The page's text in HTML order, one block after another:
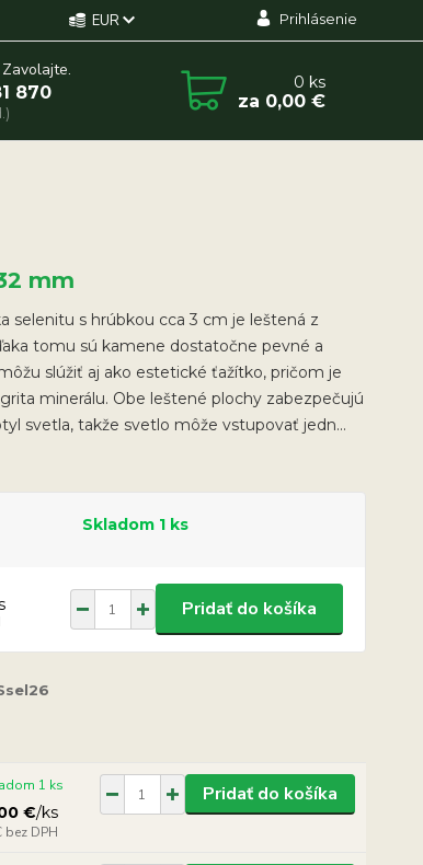
EUR Prihlásenie
870
0 ks
za 0,00 €
mm
selenitu s hrúbkou cca 3 cm je leštená z
tomu sú kamene dostatočne pevné a
slúžiť aj ako estetické ťažítko, pričom je
minerálu. Obe leštené plochy zabezpečujú
svetla, takže svetlo môže vstupovať jedn...
Skladom 1 ks
Pridať do košíka
€/ks
bez DPH
1 ks Pridať do košíka